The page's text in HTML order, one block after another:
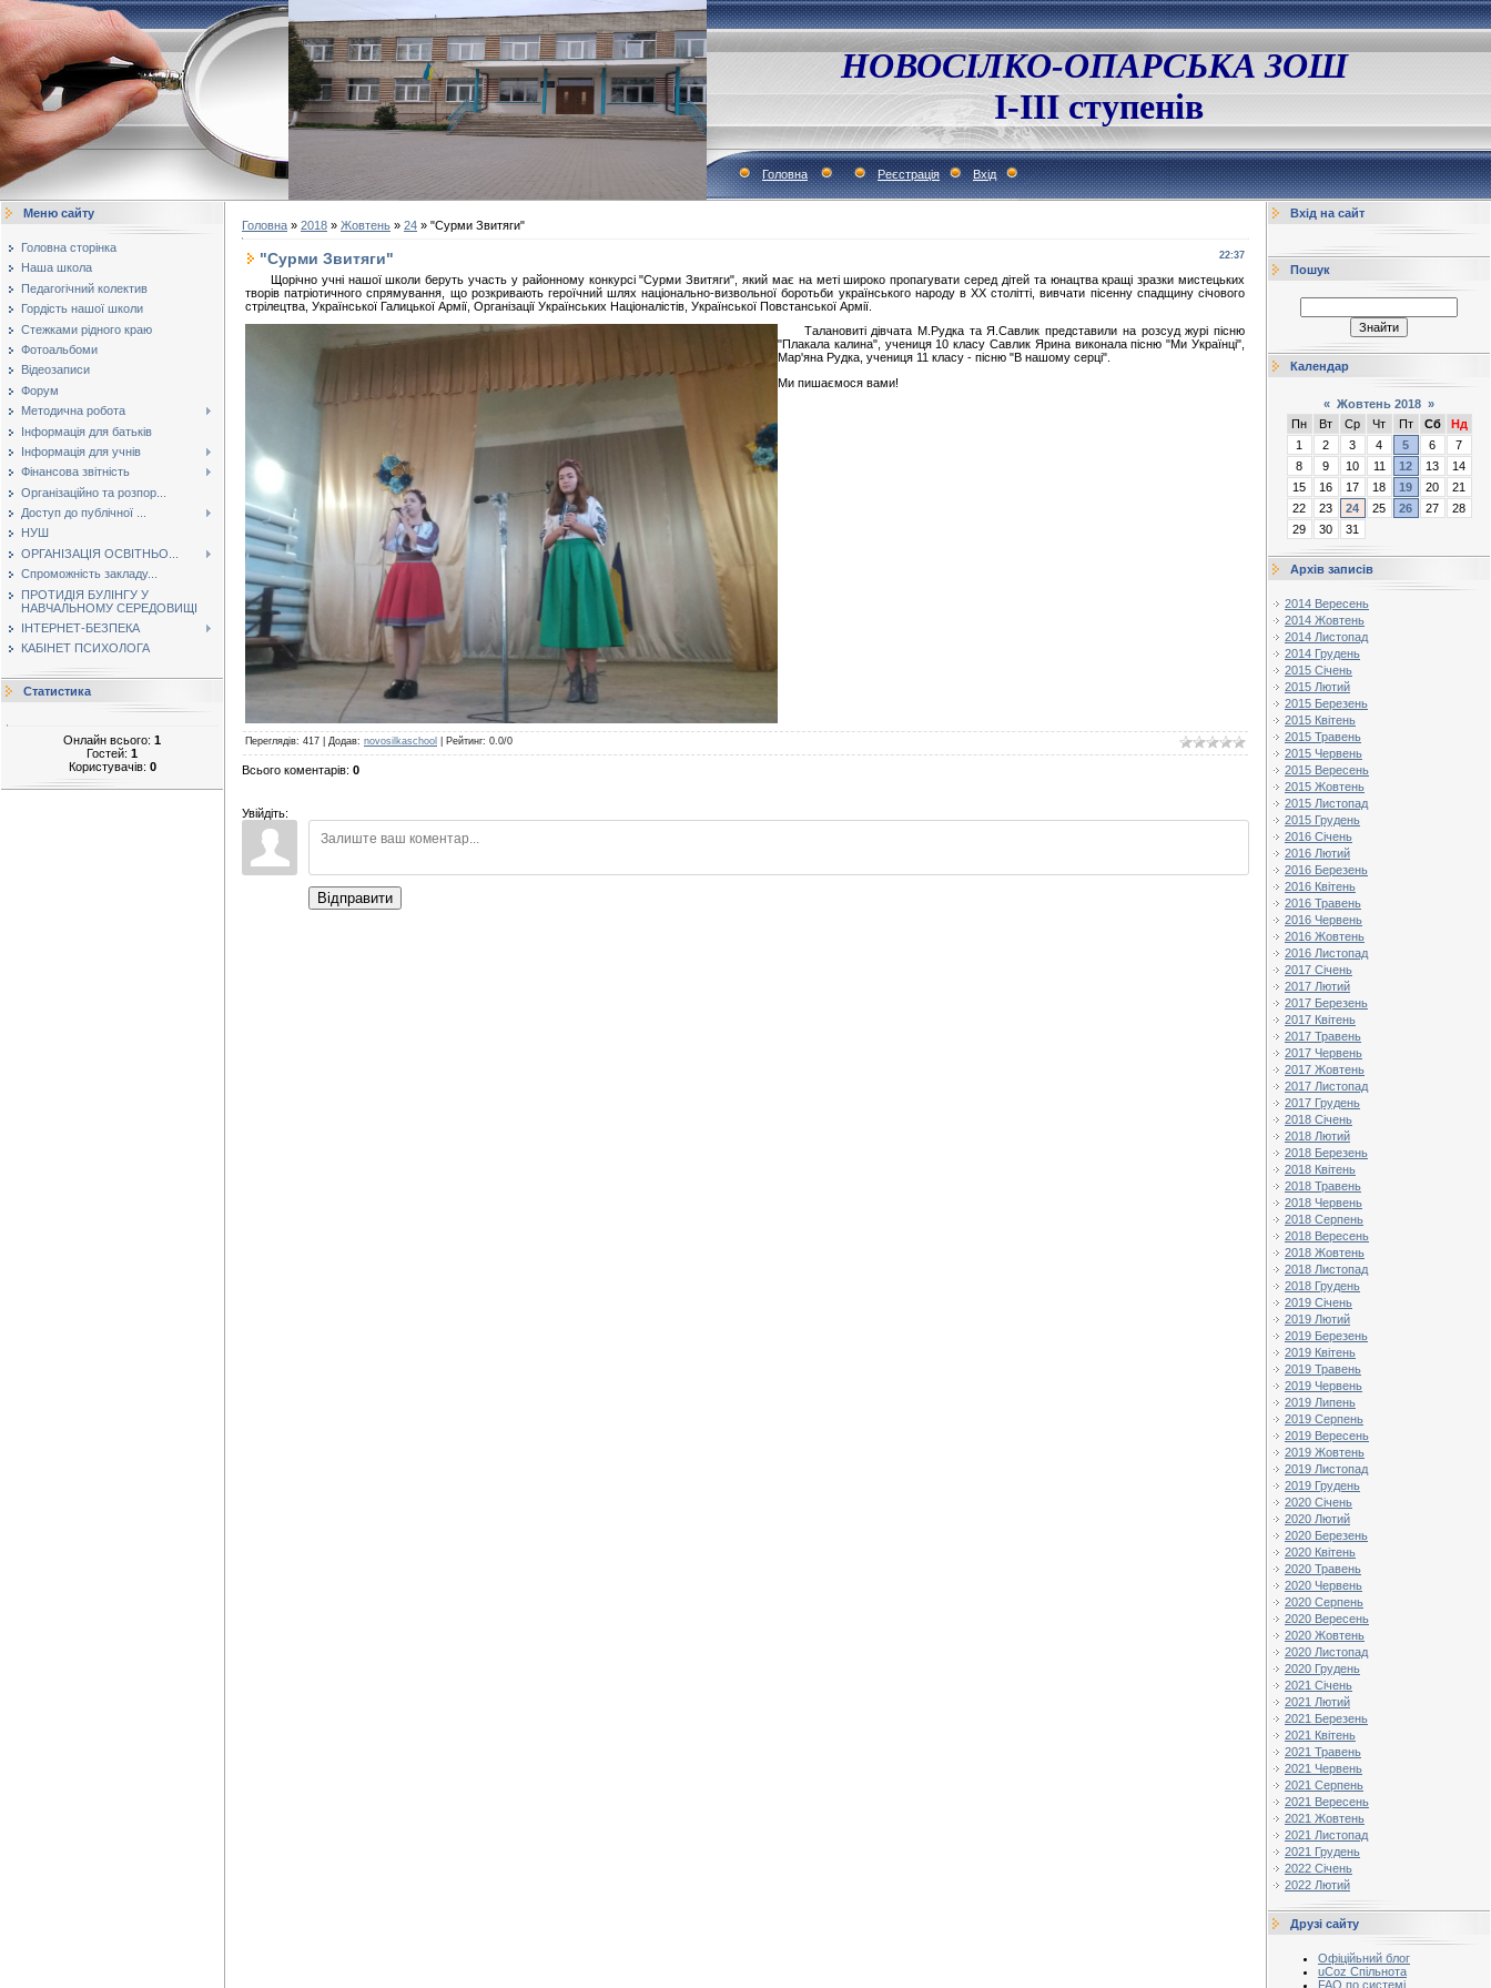
НОВОСІЛКО-ОПАРСЬКА ЗОШ
І-ІІІ ступенів
Головна Реєстрація Вхід
Меню сайту
Головна сторінка
Наша школа
Педагогічний колектив
Гордість нашої школи
Стежками рідного краю
Фотоальбоми
Відеозаписи
Форум
Методична робота
Інформація для батьків
Інформація для учнів
Фінансова звітність
Організаційно та розпор...
Доступ до публічної ...
НУШ
ОРГАНІЗАЦІЯ ОСВІТНЬО...
Спроможність закладу...
ПРОТИДІЯ БУЛІНГУ У
НАВЧАЛЬНОМУ СЕРЕДОВИЩІ
ІНТЕРНЕТ-БЕЗПЕКА
КАБІНЕТ ПСИХОЛОГА
Статистика
Онлайн всього: 1
Гостей: 1
Користувачів: 0
Головна » 2018 » Жовтень » 24 » "Сурми Звитяги"
22:37
"Сурми Звитяги"
Щорічно учні нашої школи беруть участь у районному конкурсі "Сурми Звитяги", який має на меті широко пропагувати серед дітей та юнацтва кращі зразки мистецьких
творів патріотичного спрямування, що розкривають героїчний шлях національно-визвольної боротьби українського народу в ХХ столітті, вивчати пісенну спадщину січового
стрілецтва, Української Галицької Армії, Організації Українських Націоналістів, Української Повстанської Армії.
Талановиті дівчата М.Рудка та Я.Савлик представили на розсуд журі пісню
"Плакала калина", учениця 10 класу Савлик Ярина виконала пісню "Ми Українці",
Мар'яна Рудка, учениця 11 класу - пісню "В нашому серці".
Ми пишаємося вами!
Переглядів: 417 Додав: novosilkaschool Рейтинг: 0.0/0
Всього коментарів: 0
Увійдіть:
Відправити
Вхід на сайт
Пошук
Календар
« Жовтень 2018 »
Пн
Вт Ср Чт Пт Сб
Нд
1
2 3 4 5 6
7
8
9 10 11 12 13
14
15
16 17 18 19 20
21
22
23 24 25 26 27
28
29
30 31
Архів записів
2014 Вересень
2014 Жовтень
2014 Листопад
2014 Грудень
2015 Січень
2015 Лютий
2015 Березень
2015 Квітень
2015 Травень
2015 Червень
2015 Вересень
2015 Жовтень
2015 Листопад
2015 Грудень
2016 Січень
2016 Лютий
2016 Березень
2016 Квітень
2016 Травень
2016 Червень
2016 Жовтень
2016 Листопад
2017 Січень
2017 Лютий
2017 Березень
2017 Квітень
2017 Травень
2017 Червень
2017 Жовтень
2017 Листопад
2017 Грудень
2018 Січень
2018 Лютий
2018 Березень
2018 Квітень
2018 Травень
2018 Червень
2018 Серпень
2018 Вересень
2018 Жовтень
2018 Листопад
2018 Грудень
2019 Січень
2019 Лютий
2019 Березень
2019 Квітень
2019 Травень
2019 Червень
2019 Липень
2019 Серпень
2019 Вересень
2019 Жовтень
2019 Листопад
2019 Грудень
2020 Січень
2020 Лютий
2020 Березень
2020 Квітень
2020 Травень
2020 Червень
2020 Серпень
2020 Вересень
2020 Жовтень
2020 Листопад
2020 Грудень
2021 Січень
2021 Лютий
2021 Березень
2021 Квітень
2021 Травень
2021 Червень
2021 Серпень
2021 Вересень
2021 Жовтень
2021 Листопад
2021 Грудень
2022 Січень
2022 Лютий
Друзі сайту
Офіційьний блог
uCoz Спільнота
FAQ по системі